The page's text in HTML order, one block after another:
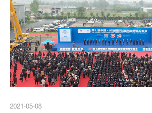
2021-05-08